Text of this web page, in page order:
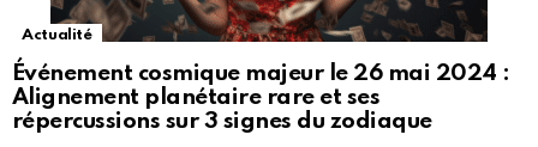
Actualité
Événement cosmique majeur le 26 mai 2024 :
Alignement planétaire rare et ses
répercussions sur 3 signes du zodiaque